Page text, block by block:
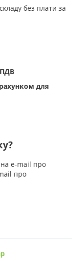
без плати за
ПДВ
для
e-mail про
про